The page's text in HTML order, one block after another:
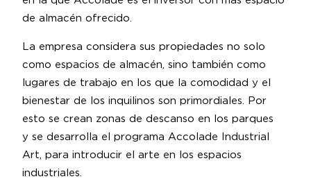
de almacén ofrecido.
La empresa considera sus propiedades no solo
como espacios de almacén, sino también como
lugares de trabajo en los que la comodidad y el
bienestar de los inquilinos son primordiales. Por
esto se crean zonas de descanso en los parques
y se desarrolla el programa Accolade Industrial
Art, para introducir el arte en los espacios
industriales.